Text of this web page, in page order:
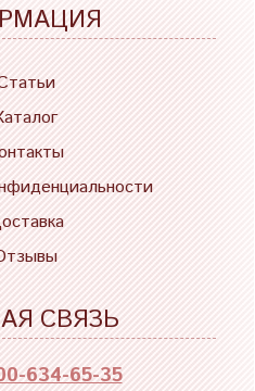
СВЯЗЬ
634-65-35